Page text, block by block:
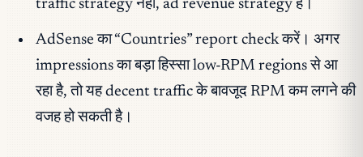
traffic strategy नहीं, ad revenue strategy है।
AdSense का “Countries” report check करें। अगर
impressions का बड़ा हिस्सा low-RPM regions से आ
रहा है, तो यह decent traffic के बावजूद RPM कम लगने की
वजह हो सकती है।